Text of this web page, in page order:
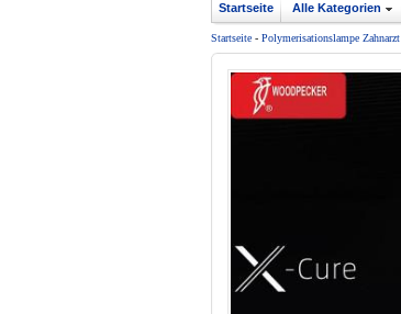
Startseite Alle Kategorien
Startseite - Polymerisationslampe Zahnarzt